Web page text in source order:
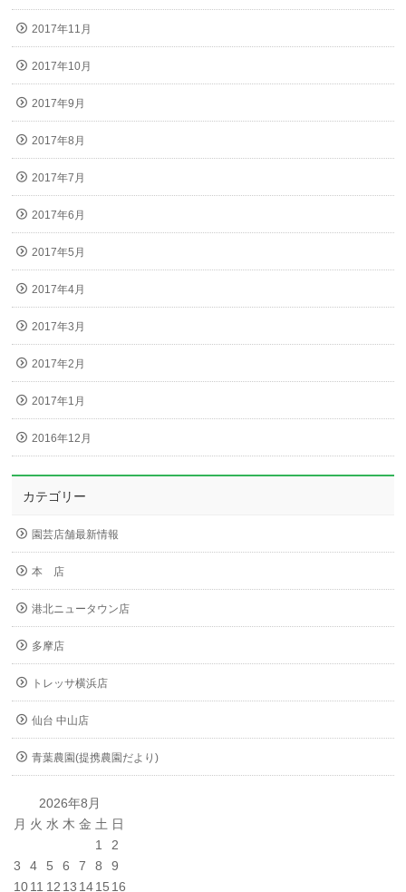
2017年11月
2017年10月
2017年9月
2017年8月
2017年7月
2017年6月
2017年5月
2017年4月
2017年3月
2017年2月
2017年1月
2016年12月
カテゴリー
園芸店舗最新情報
本 店
港北ニュータウン店
多摩店
トレッサ横浜店
仙台 中山店
青葉農園(提携農園だより)
2026年8月
月 火 水 木 金 土 日
1
2
3
4 5 6 7 8
9
1011 12 13 1415 16